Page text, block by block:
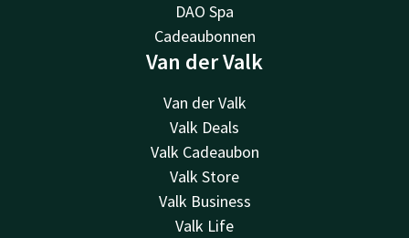
DAO Spa
Cadeaubonnen
Van der Valk
Van der Valk
Valk Deals
Valk Cadeaubon
Valk Store
Valk Business
Valk Life